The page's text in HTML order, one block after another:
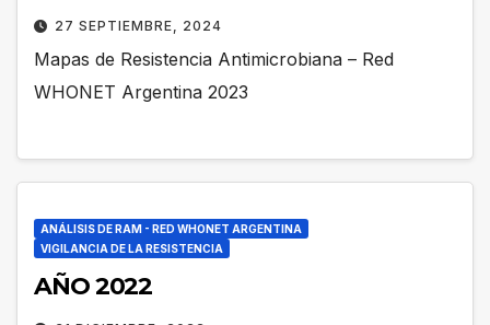
27 SEPTIEMBRE, 2024
Mapas de Resistencia Antimicrobiana – Red
WHONET Argentina 2023
ANÁLISIS DE RAM - RED WHONET ARGENTINA
VIGILANCIA DE LA RESISTENCIA
AÑO 2022